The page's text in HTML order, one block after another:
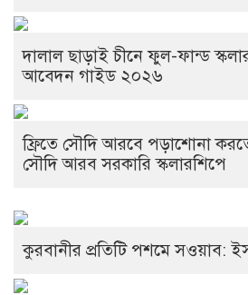
দালাল ছাড়াই চীনে ফুল-ফান্ড
আবেদন গাইড ২০২৬
ফ্রিতে সৌদি আরবে পড়াশোনা
সৌদি আরব সরকারি স্কলারশিপে
কুরবানীর প্রতিটি পশমে সওয়াব: